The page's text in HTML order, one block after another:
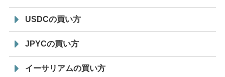
USDCの買い方
JPYCの買い方
イーサリアムの買い方